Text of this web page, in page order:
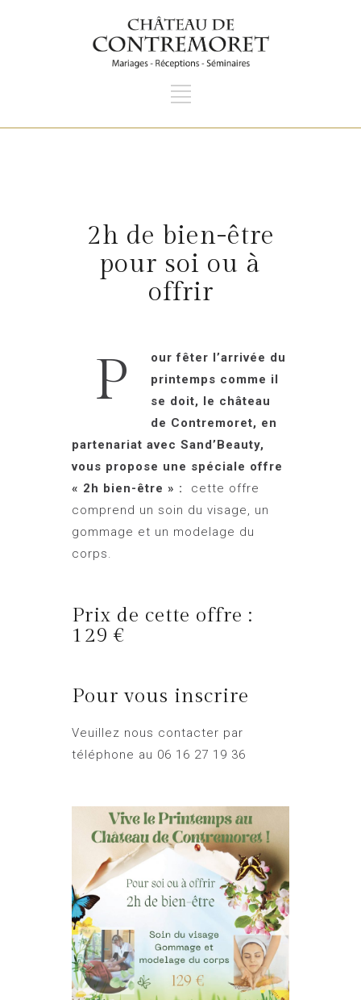
2h de bien-être
pour soi ou à
offrir
P
our fêter l’arrivée du
printemps comme il
se doit, le château
de Contremoret, en
partenariat avec Sand’Beauty,
vous propose une spéciale offre
« 2h bien-être » :
cette offre
comprend un soin du visage, un
gommage et un modelage du
corps.
Prix de cette offre :
129 €
Pour vous inscrire
Veuillez nous contacter par
téléphone au 06 16 27 19 36